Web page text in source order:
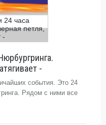
-
события. Это 24
Рядом с ними все